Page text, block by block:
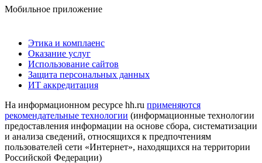
Мобильное приложение
Этика и комплаенс
Оказание услуг
Использование сайтов
Защита персональных данных
ИТ аккредитация
На информационном ресурсе hh.ru применяются
рекомендательные технологии (информационные технологии
предоставления информации на основе сбора, систематизации
и анализа сведений, относящихся к предпочтениям
пользователей сети «Интернет», находящихся на территории
Российской Федерации)